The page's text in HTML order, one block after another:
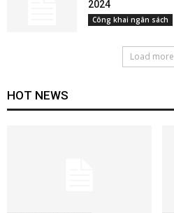
2024
Công khai ngân sách
Load more
HOT NEWS